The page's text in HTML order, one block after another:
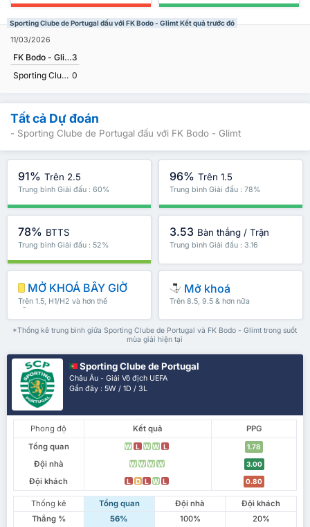
Sporting Clube de Portugal đấu với FK Bodo - Glimt Kết quả trước đó
11/03/2026
FK Bodo - Glimt3
Sporting Clube de Portugal 0
Tất cả Dự đoán
- Sporting Clube de Portugal đấu với FK Bodo - Glimt
91% Trên 2.5
Trung bình Giải đấu : 60%
96% Trên 1.5
Trung bình Giải đấu : 78%
78% BTTS
Trung bình Giải đấu : 52%
3.53 Bàn thắng / Trận
Trung bình Giải đấu : 3.16
MỞ KHOÁ BÂY GIỜ
Trên 1.5, H1/H2 và hơn thế
nữa
Mở khoá
Trên 8.5, 9.5 & hơn nữa
*Thống kê trung bình giữa Sporting Clube de Portugal và FK Bodo - Glimt trong suốt
mùa giải hiện tại
Sporting Clube de Portugal
Châu Âu - Giải Vô địch UEFA
Gần đây : 5W / 1D / 3L
Phong độ Kết quả
PPG
Tổng quan
W L W W L 1.78
Đội nhà W W W W 3.00
Đội khách L D L W L 0.80
Thống kê Tổng quan Đội nhà
Đội khách
Thắng %
56% 100%
20%